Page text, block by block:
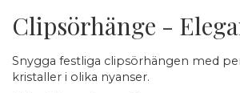
Clipsörhänge -
Snygga festliga clipsörhängen med
kristaller i olika nyanser.